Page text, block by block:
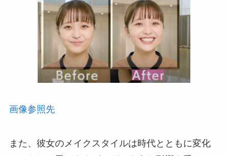
画像参照先
また、彼女のメイクスタイルは時代とともに変化